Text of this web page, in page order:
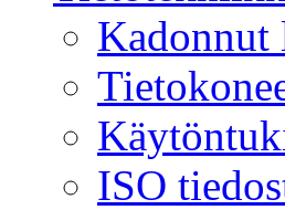
Kadonnut
ISO